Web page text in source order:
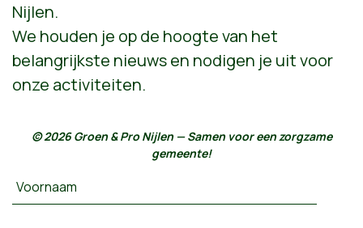
Nijlen.
We houden je op de hoogte van het
belangrijkste nieuws en nodigen je uit voor
onze activiteiten.
© 2026 Groen & Pro Nijlen — Samen voor een zorgzame
gemeente!
Voornaam